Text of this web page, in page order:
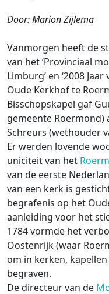
Door: Marion Zijlema
Vanmorgen heeft de
van het ‘Provinciaal
Limburg’ en ‘2008
Oude Kerkhof te
Bisschopskapel gaf
gemeente Roermond)
Schreurs (wethouder
Er werden lovende
uniciteit van het
van de eerste
van een kerk is
begrafenis op het
aanleiding voor het
1784 vormde het
Oostenrijk (waar
om in kerken,
begraven.
De directeur van de